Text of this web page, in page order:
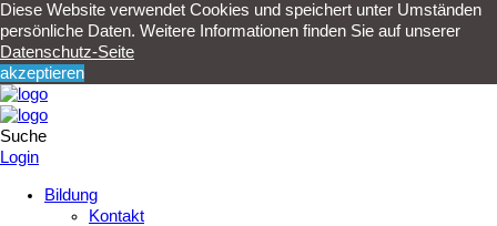
Diese Website verwendet Cookies und speichert unter Umständen
persönliche Daten. Weitere Informationen finden Sie auf unserer
Datenschutz-Seite
akzeptieren
Suche
Login
Bildung
Kontakt